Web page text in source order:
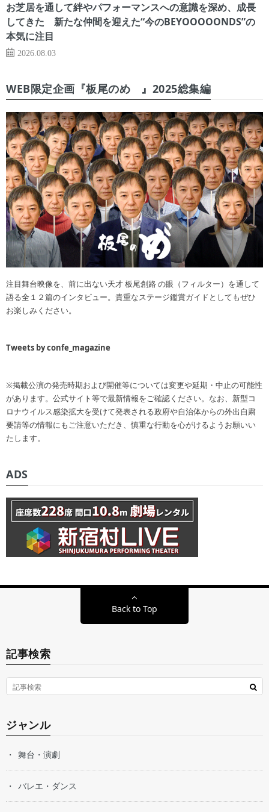
お芝居を通して絆やパフォーマンスへの意識を深め、成長
してきた 新たな仲間を迎えた“今のBEYOOOOONDS”の
本気に注目
2026.08.03
WEB限定企画『板尾のめ゙』2025総集編
注目舞台映像を、前に出ない天才 板尾創路 の眼（フィルター）を通して
語る全１２篇のインタビュー。貴重なステージ鑑賞ガイドとしてもぜひ
お楽しみください。
Tweets by confe_magazine
※掲載公演の発売時期および開催等については変更や延期・中止の可能性
があります。公式サイト等で最新情報をご確認ください。なお、新型コ
ロナウイルス感染拡大を受けて発表される政府や自治体からの外出自粛
要請等の情報にもご注意いただき、慎重な行動を心がけるようお願いい
たします。
ADS
Back to Top
記事検索
ジャンル
舞台・演劇
バレエ・ダンス